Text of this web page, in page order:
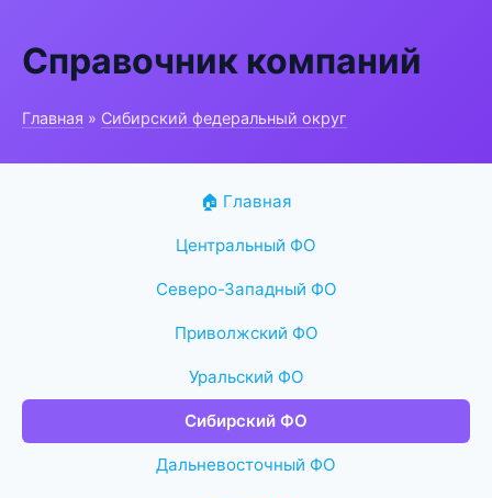
Справочник компаний
Главная » Сибирский федеральный округ
🏠 Главная
Центральный ФО
Северо-Западный ФО
Приволжский ФО
Уральский ФО
Сибирский ФО
Дальневосточный ФО